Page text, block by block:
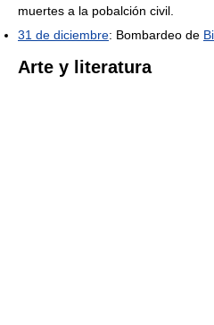
muertes a la pobalción civil.
31 de diciembre: Bombardeo de
Arte y literatura